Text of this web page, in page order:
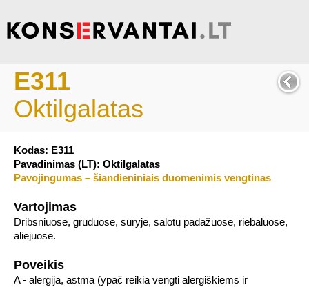
E311
Oktilgalatas
Kodas: E311
Pavadinimas (LT): Oktilgalatas
Pavojingumas – šiandieniniais duomenimis vengtinas
Vartojimas
Dribsniuose, grūduose, sūryje, salotų padažuose, riebaluose,
aliejuose.
Poveikis
A - alergija, astma (ypač reikia vengti alergiškiems ir